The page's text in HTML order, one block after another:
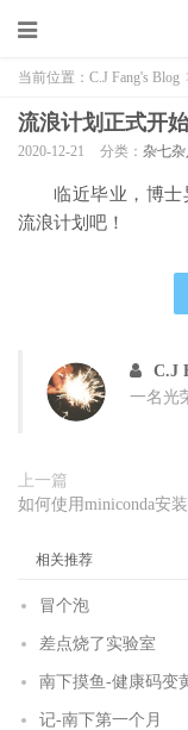
当前位置： C.J Fang's Blog
流浪计划正式开始
2020-12-21 分类： 杂七杂
临近毕业，博
流浪计划吧！
C.J
一名光
上一篇
如何使用miniconda安
相关推荐
冒个泡
差点烧了实验室
南下摸鱼-健康码变
记-南下第一个月